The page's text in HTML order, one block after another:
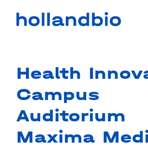
Health
Campus
Auditorium
Maxima